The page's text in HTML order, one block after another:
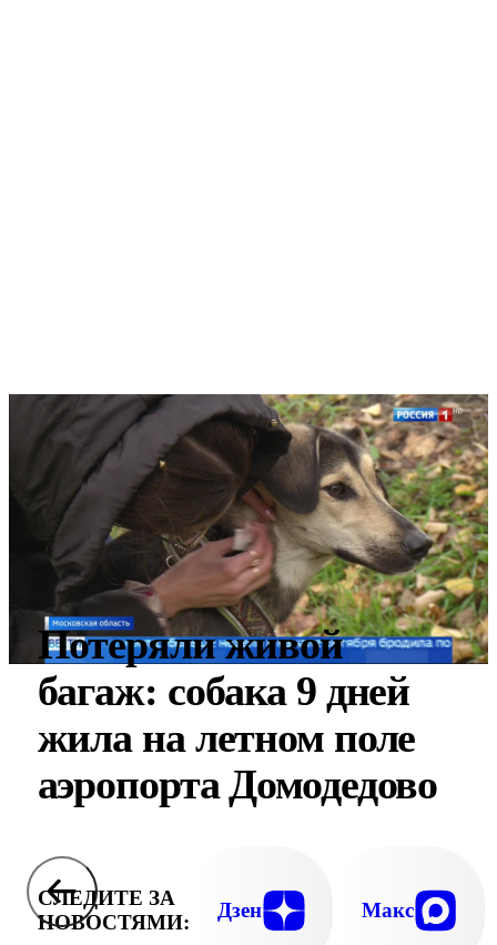
Потеряли живой
багаж: собака 9 дней
жила на летном поле
аэропорта Домодедово
СЛЕДИТЕ ЗА
НОВОСТЯМИ:
Дзен Макс